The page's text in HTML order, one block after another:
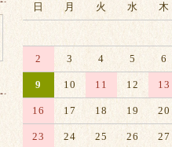
日
月 火 水 木
2 3 4 5 6
9 10 11 12 13
16 17 18 19 20
23 24 25 26 27